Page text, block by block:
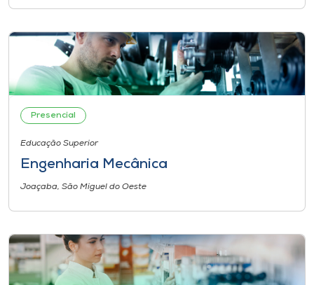
Presencial
Educação Superior
Engenharia Mecânica
Joaçaba, São Miguel do Oeste